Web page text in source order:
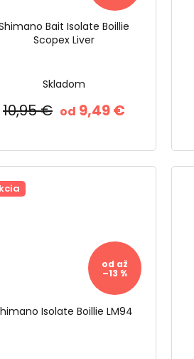
Bait Isolate Boillie
Scopex Liver
Skladom
od 9,49 €
10,95 €
od až
–13 %
Isolate Boillie LM94